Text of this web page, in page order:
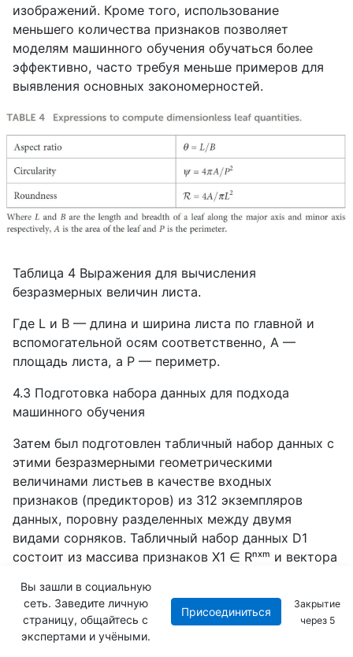
изображений. Кроме того, использование
меньшего количества признаков позволяет
моделям машинного обучения обучаться более
эффективно, часто требуя меньше примеров для
выявления основных закономерностей.
Таблица 4 Выражения для вычисления
безразмерных величин листа.
Где L и B — длина и ширина листа по главной и
вспомогательной осям соответственно, A —
площадь листа, а P — периметр.
4.3 Подготовка набора данных для подхода
машинного обучения
Затем был подготовлен табличный набор данных с
этими безразмерными геометрическими
величинами листьев в качестве входных
признаков (предикторов) из 312 экземпляров
данных, поровну разделенных между двумя
видами сорняков. Табличный набор данных D1
состоит из массива признаков X1 ∈ Rⁿˣᵐ и вектора
данных,а m— количество входных признаков
данном случаеnиm равны312и3
соответственно. k-я строка
Вы зашли в социальную
сеть. Заведите личную
страницу, общайтесь с
экспертами и учёными.
Присоединиться
Закрытие
через 4